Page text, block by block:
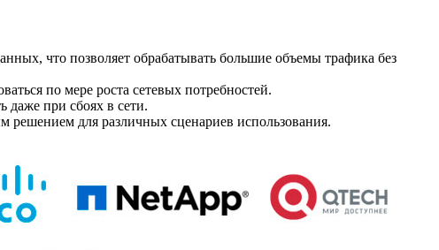
что позволяет обрабатывать большие объемы трафика без
по мере роста сетевых потребностей.
даже при сбоях в сети.
решением для различных сценариев использования.